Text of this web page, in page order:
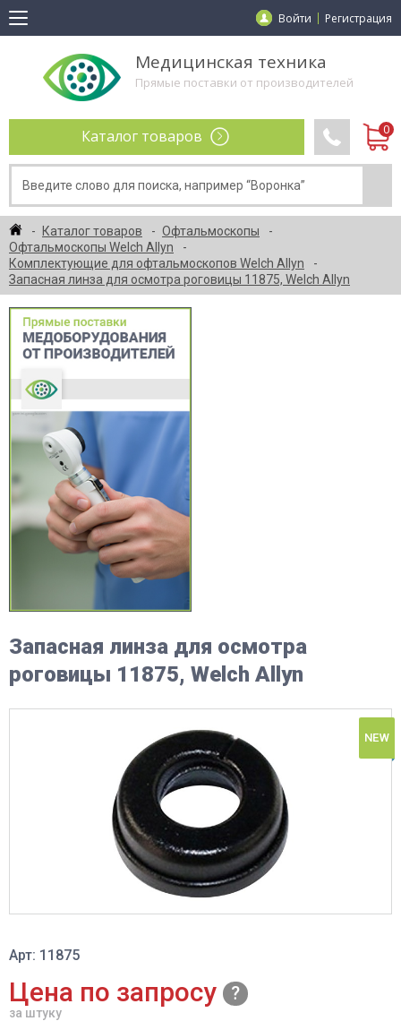
Войти Регистрация
Медицинская техника
Прямые поставки от производителей
Каталог товаров
Каталог товаров
Офтальмоскопы
Офтальмоскопы Welch Allyn
Комплектующие для офтальмоскопов Welch Allyn
Запасная линза для осмотра роговицы 11875, Welch Allyn
Запасная линза для осмотра
роговицы 11875, Welch Allyn
NEW
Арт: 11875
Цена по запросу
за штуку